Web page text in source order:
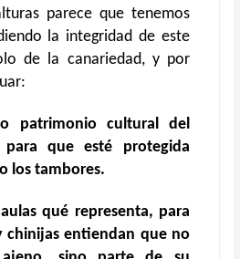
parece que tenemos
la integridad de este
de la canariedad, y por
patrimonio cultural del
para que esté protegida
los tambores.
qué representa, para
chinijas entiendan que no